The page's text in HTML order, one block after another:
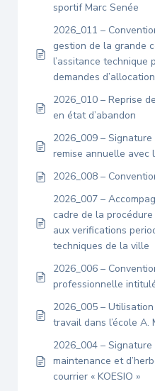
sportif Marc Senée
2026_011 –
gestion de la grande
l’assitance technique
demandes
2026_010 – Reprise
en état d’abandon
2026_009 –
remise annuelle avec
2026_008 –
2026_007 –
cadre de la
aux verifications
techniques de la ville
2026_006 –
professionnelle
2026_005 –
travail dans l’école A.
2026_004 –
maintenance et
courrier « KOESIO »